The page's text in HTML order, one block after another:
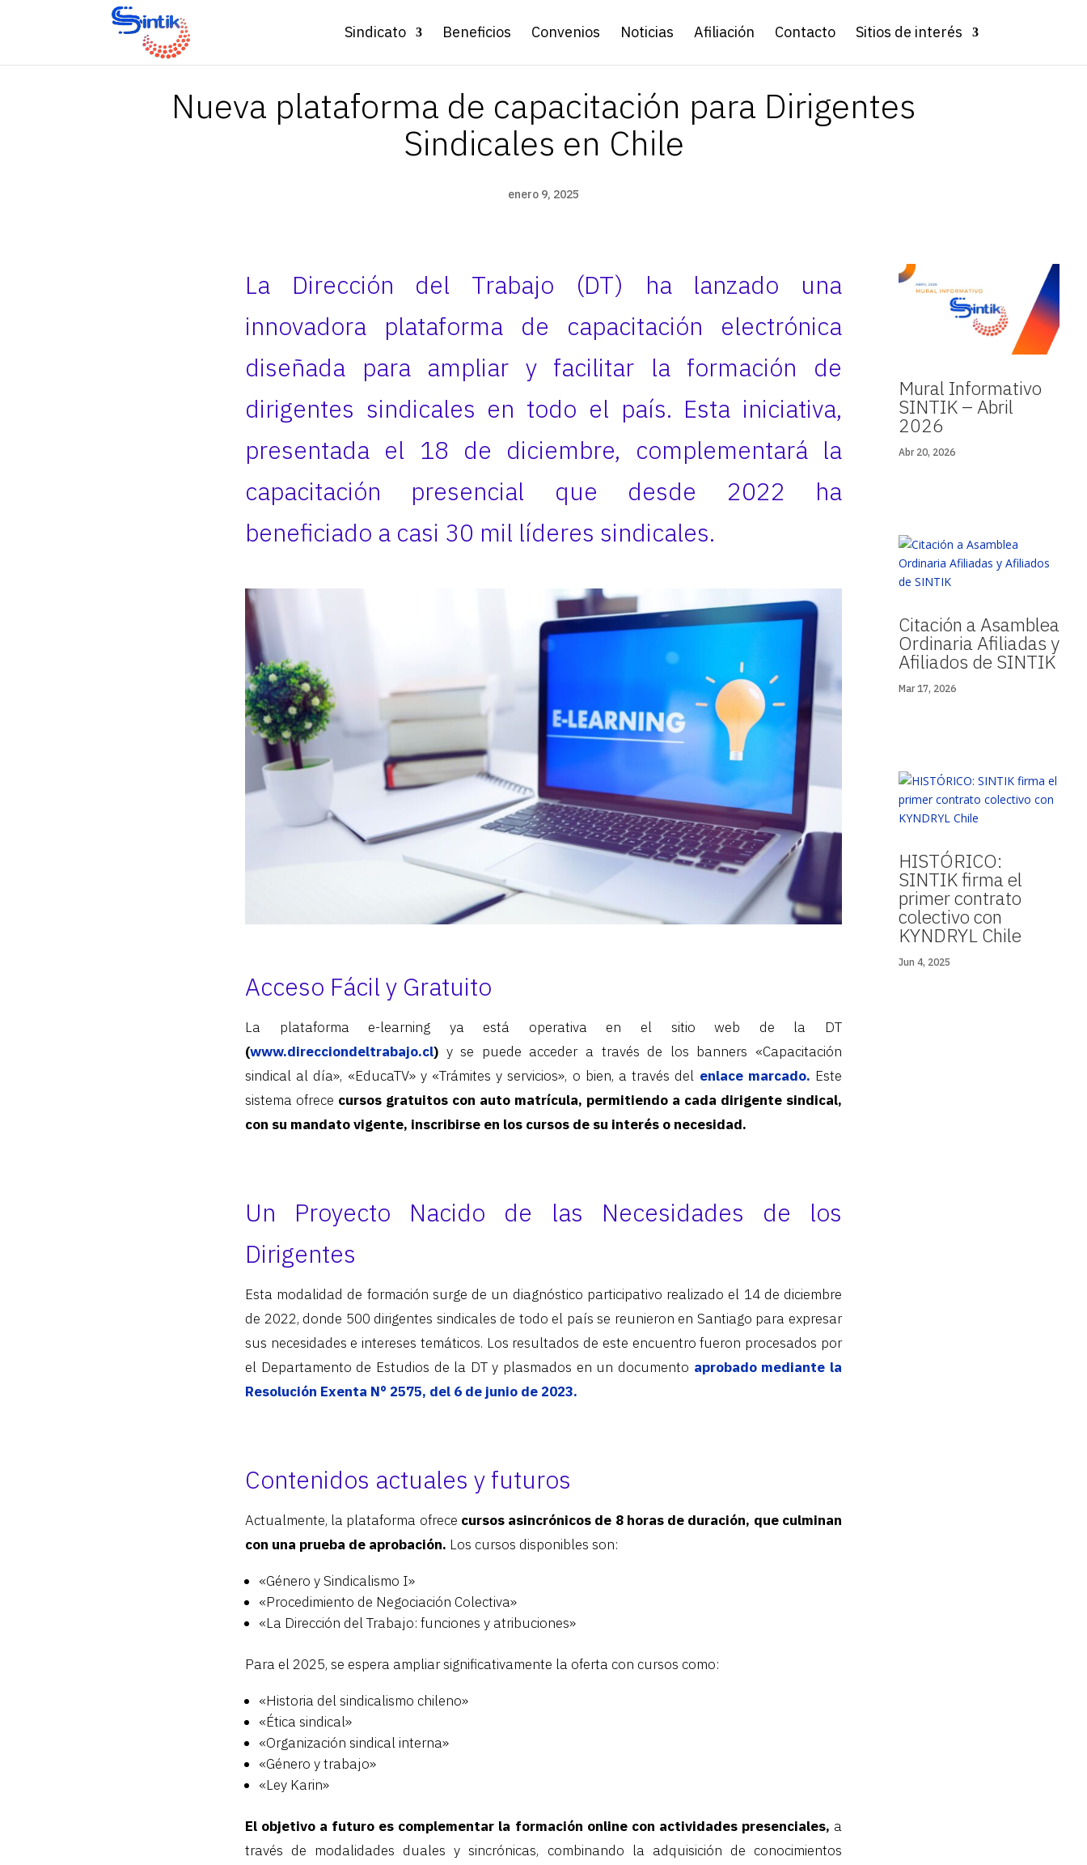
Sindicato Beneficios Convenios Noticias Afiliación Contacto Sitios de interés
Nueva plataforma de capacitación para Dirigentes
Sindicales en Chile
enero 9, 2025
La Dirección del Trabajo (DT) ha lanzado una
innovadora plataforma de capacitación electrónica
diseñada para ampliar y facilitar la formación de
dirigentes sindicales en todo el país. Esta iniciativa,
presentada el 18 de diciembre, complementará la
capacitación presencial que desde 2022 ha
beneficiado a casi 30 mil líderes sindicales.
Acceso Fácil y Gratuito
La plataforma e-learning ya está operativa en el sitio web de la DT
(www.direcciondeltrabajo.cl)y se puede acceder a través de los banners «Capacitación
sindical al día», «EducaTV» y «Trámites y servicios», o bien, a través del enlace marcado. Este
sistema ofrece cursos gratuitos con auto matrícula, permitiendo a cada dirigente sindical,
con su mandato vigente, inscribirse en los cursos de su interés o necesidad.
Un Proyecto Nacido de las Necesidades de los
Dirigentes
Esta modalidad de formación surge de un diagnóstico participativo realizado el 14 de diciembre
de 2022, donde 500 dirigentes sindicales de todo el país se reunieron en Santiago para expresar
sus necesidades e intereses temáticos. Los resultados de este encuentro fueron procesados por
el Departamento de Estudios de la DT y plasmados en un documento aprobado mediante la
Resolución Exenta N° 2575, del 6 de junio de 2023.
Contenidos actuales y futuros
Actualmente, la plataforma ofrece cursos asincrónicos de 8 horas de duración, que culminan
con una prueba de aprobación. Los cursos disponibles son:
«Género y Sindicalismo I»
«Procedimiento de Negociación Colectiva»
«La Dirección del Trabajo: funciones y atribuciones»
Para el 2025, se espera ampliar significativamente la oferta con cursos como:
«Historia del sindicalismo chileno»
«Ética sindical»
«Organización sindical interna»
«Género y trabajo»
«Ley Karin»
El objetivo a futuro es complementar la formación online con actividades presenciales, a
través de modalidades duales y sincrónicas, combinando la adquisición de conocimientos
Mural Informativo
SINTIK – Abril
2026
Abr 20, 2026
Citación a Asamblea
Ordinaria Afiliadas y
Afiliados de SINTIK
Mar 17, 2026
HISTÓRICO:
SINTIK firma el
primer contrato
colectivo con
KYNDRYL Chile
Jun 4, 2025